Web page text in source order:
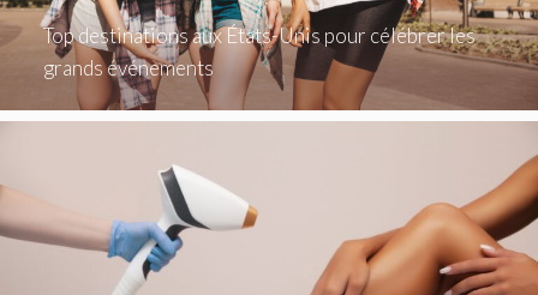
Top destinations aux États-Unis pour célébrer les
grands événements